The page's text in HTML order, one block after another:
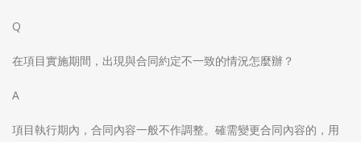
Q
在項目實施期間，出現與合同約定不一致的情況怎麼辦？
A
項目執行期內，合同內容一般不作調整。確需變更合同內容的，用